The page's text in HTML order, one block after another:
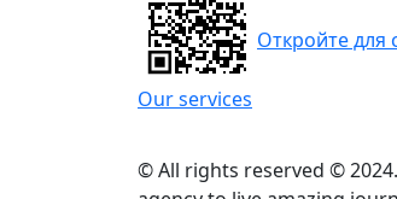
Our services
Откройте для
© All rights reserved ©